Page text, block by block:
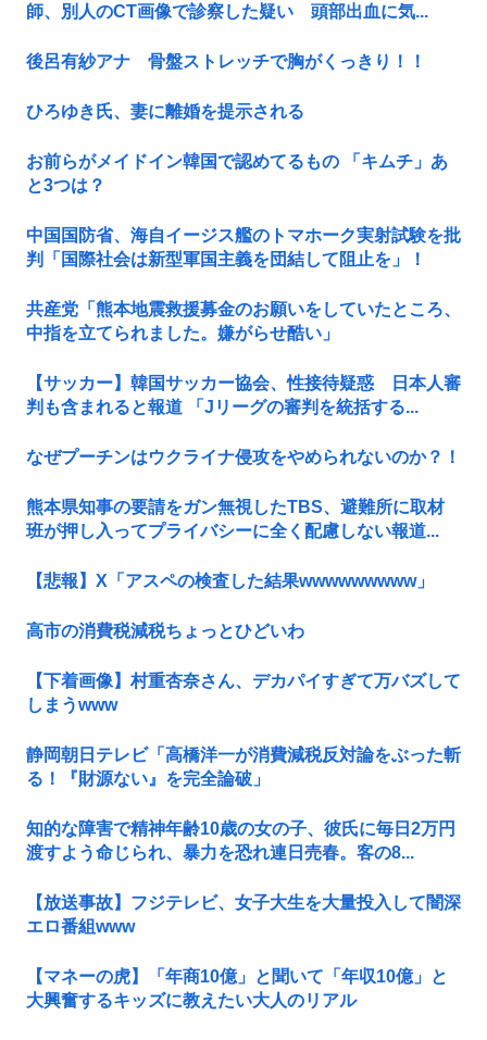
師、別人のCT画像で診察した疑い 頭部出血に気...
後呂有紗アナ 骨盤ストレッチで胸がくっきり！！
ひろゆき氏、妻に離婚を提示される
お前らがメイドイン韓国で認めてるもの 「キムチ」あ
と3つは？
中国国防省、海自イージス艦のトマホーク実射試験を批
判「国際社会は新型軍国主義を団結して阻止を」！
共産党「熊本地震救援募金のお願いをしていたところ、
中指を立てられました。嫌がらせ酷い」
【サッカー】韓国サッカー協会、性接待疑惑 日本人審
判も含まれると報道 「Jリーグの審判を統括する...
なぜプーチンはウクライナ侵攻をやめられないのか？！
熊本県知事の要請をガン無視したTBS、避難所に取材
班が押し入ってプライバシーに全く配慮しない報道...
【悲報】X「アスペの検査した結果wwwwwwwww」
高市の消費税減税ちょっとひどいわ
【下着画像】村重杏奈さん、デカパイすぎて万バズして
しまうwww
静岡朝日テレビ「高橋洋一が消費減税反対論をぶった斬
る！『財源ない』を完全論破」
知的な障害で精神年齢10歳の女の子、彼氏に毎日2万円
渡すよう命じられ、暴力を恐れ連日売春。客の8...
【放送事故】フジテレビ、女子大生を大量投入して闇深
エロ番組www
【マネーの虎】「年商10億」と聞いて「年収10億」と
大興奮するキッズに教えたい大人のリアル